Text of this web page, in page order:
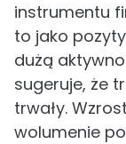
instrumentu
to jako
dużą
sugeruje, że
trwały.
wolumenie